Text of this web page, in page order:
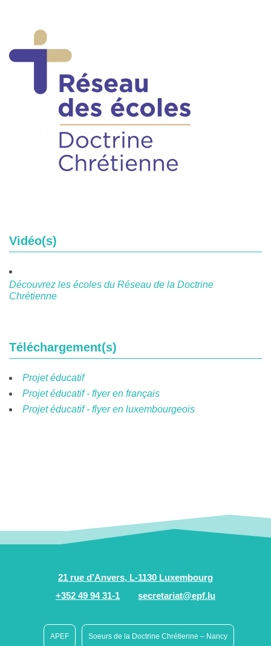
Vidéo(s)
Découvrez les écoles du Réseau de la Doctrine
Chrétienne
Téléchargement(s)
Projet éducatif
Projet éducatif - flyer en français
Projet éducatif - flyer en luxembourgeois
21 rue d’Anvers, L-1130 Luxembourg
+352 49 94 31-1
secretariat@epf.lu
APEF Soeurs de la Doctrine Chrétienne – Nancy